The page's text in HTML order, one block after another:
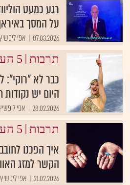
רגע כמעט
על המסך
07.03.2026 אפי
תרבות | 5 הערות
כבר לא "רוקי":
היום יש
28.02.2026 אפי
תרבות | 5 הערות
איך הפכנו
הקשר למזג
21.02.2026 אפי ליפשיץ